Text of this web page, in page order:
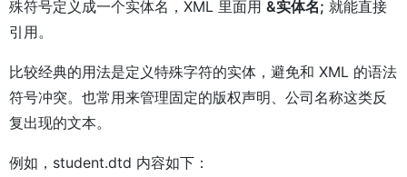
殊符号定义成一个实体名，XML 里面用 &实体名; 就能直接
引用。
比较经典的用法是定义特殊字符的实体，避免和 XML 的语法
符号冲突。也常用来管理固定的版权声明、公司名称这类反
复出现的文本。
例如，student.dtd 内容如下：